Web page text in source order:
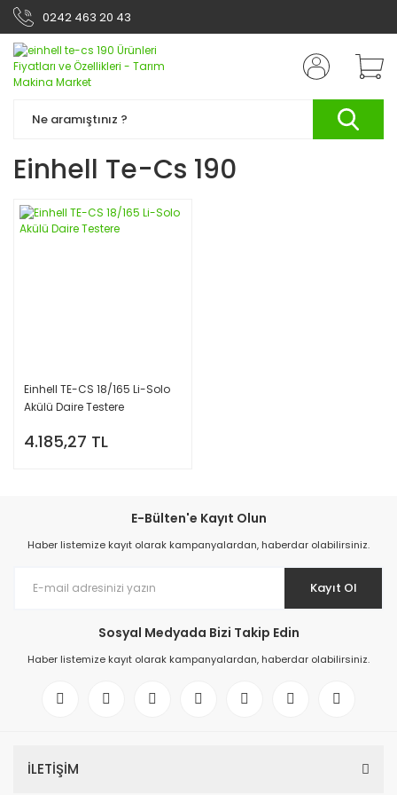
0242 463 20 43
Einhell Te-Cs 190
Einhell TE-CS 18/165 Li-Solo
Akülü Daire Testere
4.185,27 TL
E-Bülten'e Kayıt Olun
Haber listemize kayıt olarak kampanyalardan, haberdar olabilirsiniz.
Kayıt Ol
Sosyal Medyada Bizi Takip Edin
Haber listemize kayıt olarak kampanyalardan, haberdar olabilirsiniz.
İLETİŞİM